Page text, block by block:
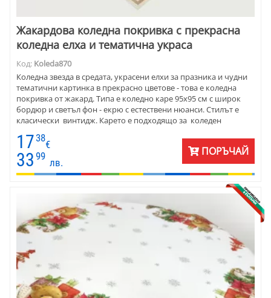
Жакардова коледна покривка с прекрасна
коледна елха и тематична украса
Код: Koleda870
Коледна звезда в средата, украсени елхи за празника и чудни
тематични картинка в прекрасно цветове - това е коледна
покривка от жакард. Типа е коледно каре 95х95 см с широк
бордюр и светъл фон - екрю с естествени нюанси. Стилът е
класически винтидж. Карето е подходящо за коледен
17 38
€
33 99
лв.
ПОРЪЧАЙ